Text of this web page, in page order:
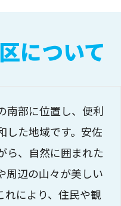
について
南部に位置し、便利
した地域です。安佐
ら、自然に囲まれた
周辺の山々が美しい
れにより、住民や観